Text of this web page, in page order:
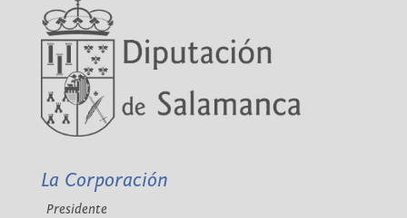
La Corporación
Presidente